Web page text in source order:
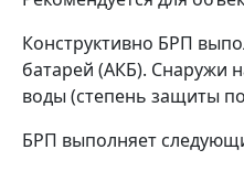
Конструктивно БРП
батарей (АКБ). Снаружи
воды (степень защиты
БРП выполняет